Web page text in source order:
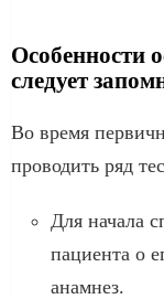
Особенности
следует
Во время
проводить ряд
Для начала
пациента о
анамнез.